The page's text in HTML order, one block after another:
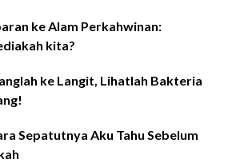
ke Alam Perkahwinan:
kita?
ke Langit, Lihatlah Bakteria
Sepatutnya Aku Tahu Sebelum